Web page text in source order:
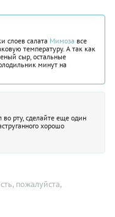
слоев салата Мимоза все
температуру. А так как
сыр, остальные
минут на
во рту, сделайте еще один
хорошо
пожалуйста,